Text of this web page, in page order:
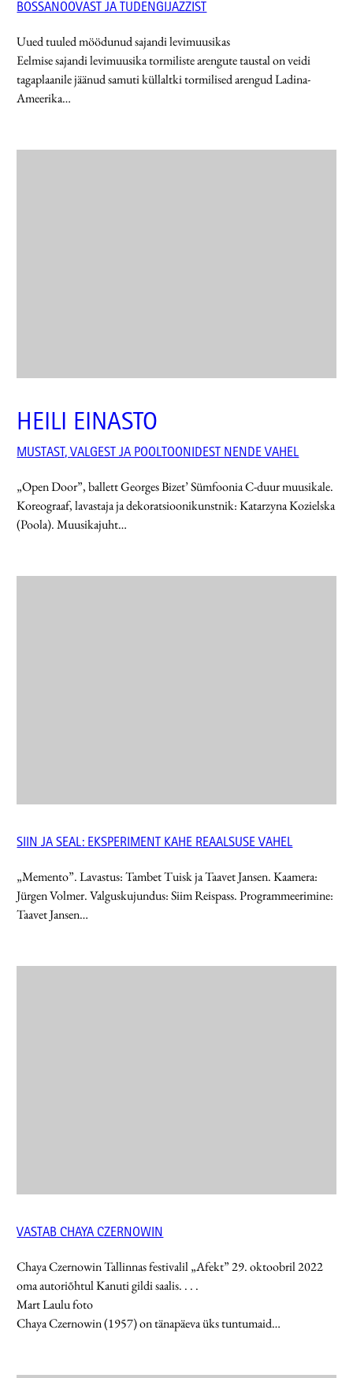
BOSSANOOVAST JA TUDENGIJAZZIST
Uued tuuled möödunud sajandi levimuusikas
Eelmise sajandi levimuusika tormiliste arengute taustal on veidi
tagaplaanile jäänud samuti küllaltki tormilised arengud Ladina-
Ameerika…
HEILI EINASTO
MUSTAST, VALGEST JA POOLTOONIDEST NENDE VAHEL
„Open Door”, ballett Georges Bizet’ Sümfoonia C-duur muusikale.
Koreograaf, lavastaja ja dekoratsioonikunstnik: Katarzyna Kozielska
(Poola). Muusikajuht…
SIIN JA SEAL: EKSPERIMENT KAHE REAALSUSE VAHEL
„Memento”. Lavastus: Tambet Tuisk ja Taavet Jansen. Kaamera:
Jürgen Volmer. Valguskujundus: Siim Reispass. Programmeerimine:
Taavet Jansen…
VASTAB CHAYA CZERNOWIN
Chaya Czernowin Tallinnas festivalil „Afekt” 29. oktoobril 2022
oma autoriõhtul Kanuti gildi saalis. . . .
Mart Laulu foto
Chaya Czernowin (1957) on tänapäeva üks tuntumaid…